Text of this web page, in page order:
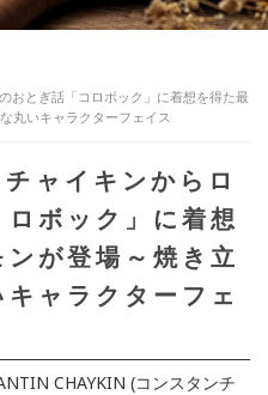
おとぎ話「コロボック」に着想を得た最
丸いキャラクターフェイス
ャイキンからロ
ボック」に着想
が登場～焼き立
ャラクターフェ
CHAYKIN (コンスタンチ